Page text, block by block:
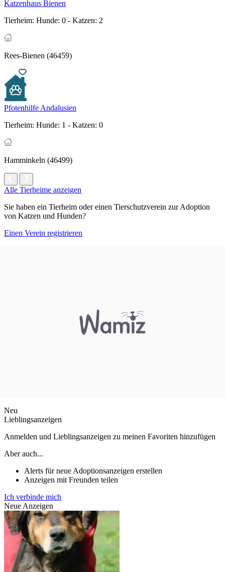
Katzenhaus Bienen
Tierheim: Hunde: 0 - Katzen: 2
Rees-Bienen (46459)
Pfotenhilfe Andalusien
Tierheim: Hunde: 1 - Katzen: 0
Hamminkeln (46499)
Alle Tierheime anzeigen
Sie haben ein Tierheim oder einen Tierschutzverein zur Adoption
von Katzen und Hunden?
Einen Verein registrieren
Neu
Lieblingsanzeigen
Anmelden und Lieblingsanzeigen zu meinen Favoriten hinzufügen
Aber auch...
Alerts für neue Adoptionsanzeigen erstellen
Anzeigen mit Freunden teilen
Ich verbinde mich
Neue Anzeigen